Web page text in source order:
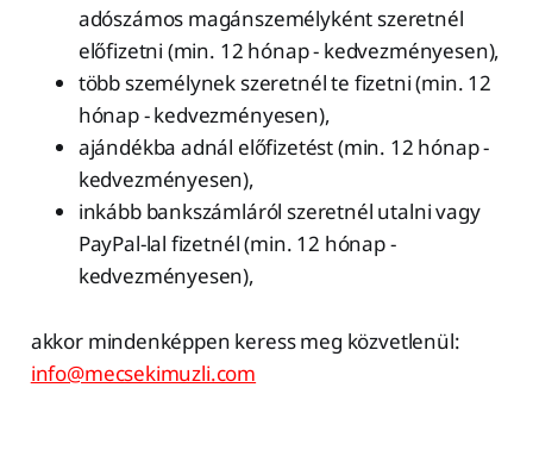
adószámos magánszemélyként szeretnél
előfizetni (min. 12 hónap - kedvezményesen),
több személynek szeretnél te fizetni (min. 12
hónap - kedvezményesen),
ajándékba adnál előfizetést (min. 12 hónap -
kedvezményesen),
inkább bankszámláról szeretnél utalni vagy
PayPal-lal fizetnél (min. 12 hónap -
kedvezményesen),
akkor mindenképpen keress meg közvetlenül:
info@mecsekimuzli.com